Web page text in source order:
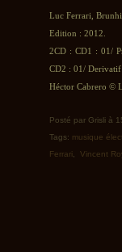
Luc Ferrari,
Edition : 2012.
2CD : CD1 : 01/
CD2 : 01/
Héctor Cabrero ©
Posté par Grisli à
Tags: musique
Ferrari
Vincent